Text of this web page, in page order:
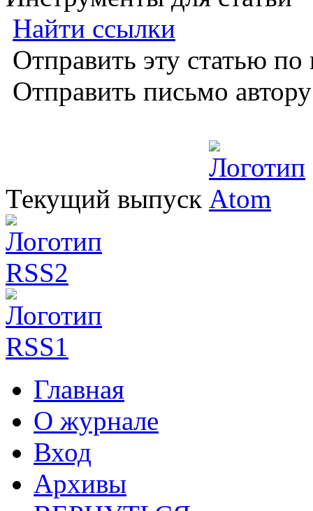
Найти ссылки
Отправить эту статью
Отправить письмо
Текущий выпуск
Главная
О журнале
Вход
Архивы